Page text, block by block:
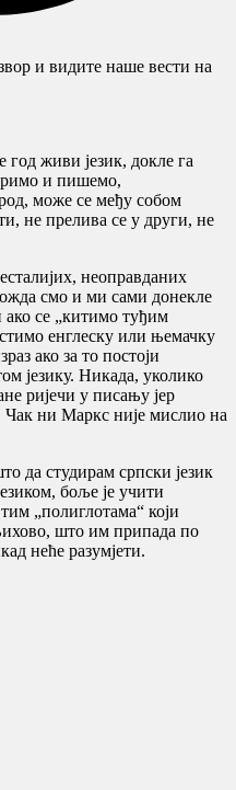
и видите наше вести на
год живи језик, докле га
и пишемо,
може се међу собом
не прелива се у други, не
неоправданих
смо и ми сами донекле
се „китимо туђим
енглеску или њемачку
ако за то постоји
језику. Никада, уколико
ријечи у писању јер
ни Маркс није мислио на
да студирам српски језик
боље је учити
„полиглотама“ који
што им припада по
неће разумјети.